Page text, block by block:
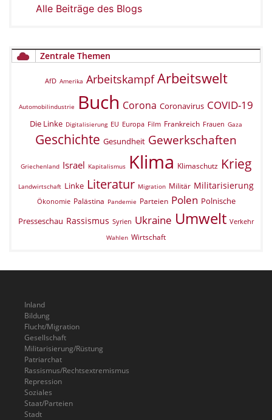
Alle Beiträge des Blogs
Zentrale Themen
AfD Amerika Arbeitskampf Arbeitswelt
Automobilindustrie Buch Corona Coronavirus COVID-19
Die Linke Digitalisierung EU Europa Film Frankreich Frauen Gaza
Geschichte Gesundheit Gewerkschaften
Griechenland Israel Kapitalismus Klima Klimaschutz Krieg
Landwirtschaft Linke Literatur Migration Militär Militarisierung
Ökonomie Palästina Pandemie Parteien Polen Polnische
Presseschau Rassismus Syrien Ukraine Umwelt Verkehr
Wahlen Wirtschaft
Inland
Bildung
Flucht/Migration
Gesellschaft
Militarisierung/Rüstung
Patriarchat
Rassismus/Rechtsextremismus
Repression
Soziales
Staat/Parteien
Stadt